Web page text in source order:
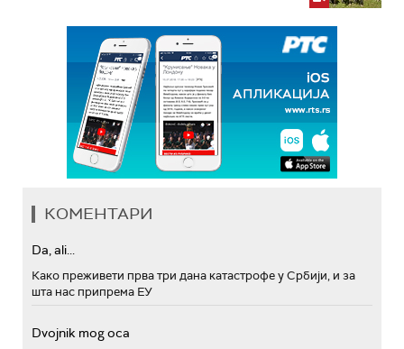
КОМЕНТАРИ
Da, ali...
Како преживети прва три дана катастрофе у Србији, и за
шта нас припрема ЕУ
Dvojnik mog oca